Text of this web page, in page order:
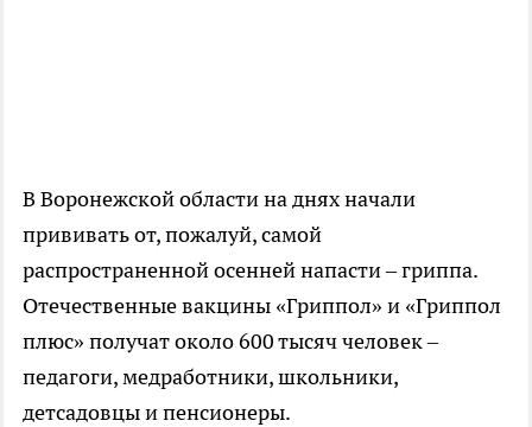
В Воронежской области на днях начали
прививать от, пожалуй, самой
распространенной осенней напасти – гриппа.
Отечественные вакцины «Гриппол» и «Гриппол
плюс» получат около 600 тысяч человек –
педагоги, медработники, школьники,
детсадовцы и пенсионеры.